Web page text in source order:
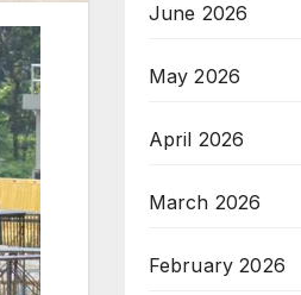
June 2026
May 2026
April 2026
March 2026
February 2026